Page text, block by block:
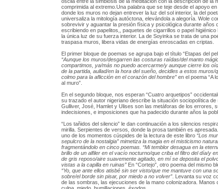
comprimida al extremo.Una palabra que se teje desde el apoyo
donde los muros no dejan entrever la luz del sol interior, la del
universaliza la mitología autóctona, elevándola a alegoría. Wole
sobrevivir y aguantar la presión física y psicológica durante años
escribiendo en papelitos,, paquetes de cigarrillos o papel higiénico
la única luz de su fuerza interior. La de Soyinka se trata de una
traspasa muros, libera vidas de energías enroscadas en criptas.
El primer bloque de poemas se agrupa bajo el título “Etapas del
“Aunque los muros/desgarren las costuras raídas/del manto
compartimos, ya/más no puedo acercarme/y aunque cierre los
de la partida, aullad/en la hora del sueño, decidles a estos muros/
colmo para la aflicción en el corazón del hombre” en el poema “A
al muro”.
En el segundo bloque, nos esperan “Cuatro arquetipos”
su trazado el autor nigeriano describe la situación sociopolítica de
Gulliver, José, Hamlet y Ulises son las metáforas de los errores,
indecisiones, e imposiciones que ha padecido durante años la
“Los tañidos del silencio” le dan continuación a los silencios
mirilla. Serpientes de versos, donde la prosa también es
uno de los momentos cúspides de la lectura de este libro “Los
sepulcro de la nostalgia” mimetiza la magia en el misticismo
fragmentándolo en cinco poemas. “Mi temblor desagua en la
brillo de un alfiler en el vacío nocturno/que criba el filtro del día/y
de gris reposo/aire suavemente agitado, en mí se deposita el
vistas a la capilla en ruinas”En “Cortejo”, otro poema del mismo
“Yo, que ante ellos atisbé sin ser visto/que me mantuve con una
sobre/el borde sin pisar, por miedo a no volver”. Levanta su voz
de las sombras, las ejecuciones de la mano colonizadora. Manos